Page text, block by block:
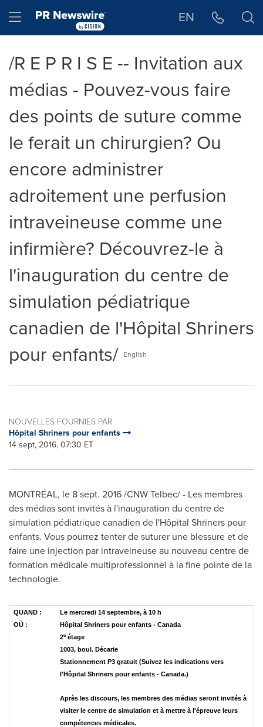
Hamburger menu EN
/R E P R I S E -- Invitation aux
médias - Pouvez-vous faire
des points de suture comme
le ferait un chirurgien? Ou
encore administrer
adroitement une perfusion
intraveineuse comme une
infirmière? Découvrez-le à
l'inauguration du centre de
simulation pédiatrique
canadien de l'Hôpital Shriners
pour enfants/ English
NOUVELLES FOURNIES PAR
Hôpital Shriners pour enfants
14 sept, 2016, 07:30 ET
MONTRÉAL, le 8 sept. 2016 /CNW Telbec/ - Les membres
des médias sont invités à l'inauguration du centre de
simulation pédiatrique canadien de l'Hôpital Shriners pour
enfants. Vous pourrez tenter de suturer une blessure et de
faire une injection par intraveineuse au nouveau centre de
formation médicale multiprofessionnel à la fine pointe de la
technologie.
QUAND :
Le mercredi 14 septembre, à 10 h
OÙ :
Hôpital Shriners pour enfants - Canada
2eétage
1003, boul. Décarie
Stationnement P3 gratuit (Suivez les indications vers
l'Hôpital Shriners pour enfants - Canada.)
Après les discours, les membres des médias seront invités à
visiter le centre de simulation et à mettre à l'épreuve leurs
compétences médicales.